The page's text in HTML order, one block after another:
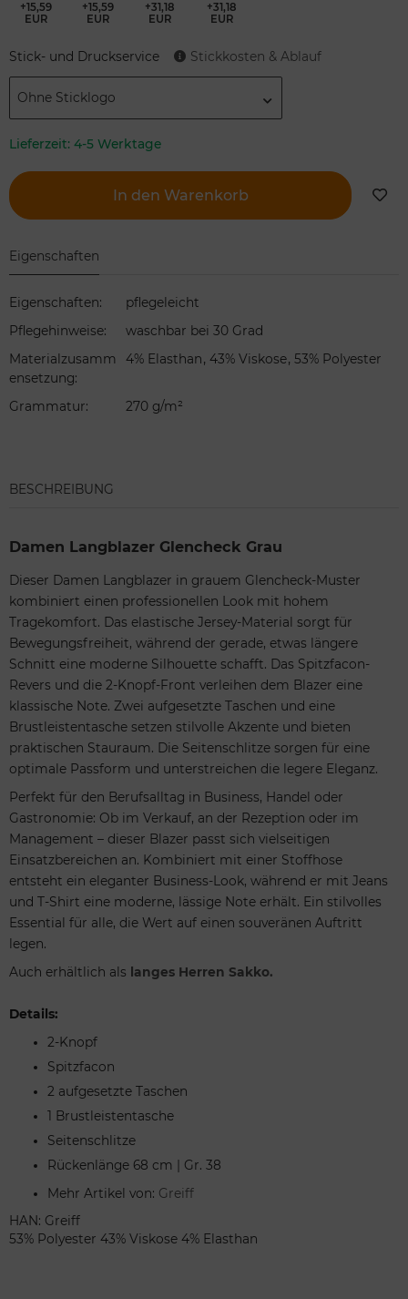
+15,59
EUR
+15,59
EUR
+31,18
EUR
+31,18
EUR
Stick- und Druckservice Stickkosten & Ablauf
Ohne Sticklogo
Lieferzeit: 4-5 Werktage
In den Warenkorb
Eigenschaften
Eigenschaften:
pflegeleicht
Pflegehinweise:
waschbar bei 30 Grad
Materialzusamm
ensetzung:
4% Elasthan, 43% Viskose, 53% Polyester
Grammatur: 270 g/m²
BESCHREIBUNG
Damen Langblazer Glencheck Grau
Dieser Damen Langblazer in grauem Glencheck-Muster
kombiniert einen professionellen Look mit hohem
Tragekomfort. Das elastische Jersey-Material sorgt für
Bewegungsfreiheit, während der gerade, etwas längere
Schnitt eine moderne Silhouette schafft. Das Spitzfacon-
Revers und die 2-Knopf-Front verleihen dem Blazer eine
klassische Note. Zwei aufgesetzte Taschen und eine
Brustleistentasche setzen stilvolle Akzente und bieten
praktischen Stauraum. Die Seitenschlitze sorgen für eine
optimale Passform und unterstreichen die legere Eleganz.
Perfekt für den Berufsalltag in Business, Handel oder
Gastronomie: Ob im Verkauf, an der Rezeption oder im
Management – dieser Blazer passt sich vielseitigen
Einsatzbereichen an. Kombiniert mit einer Stoffhose
entsteht ein eleganter Business-Look, während er mit Jeans
und T-Shirt eine moderne, lässige Note erhält. Ein stilvolles
Essential für alle, die Wert auf einen souveränen Auftritt
legen.
Auch erhältlich als
langes Herren Sakko.
Details:
2-Knopf
Spitzfacon
2 aufgesetzte Taschen
1 Brustleistentasche
Seitenschlitze
Rückenlänge 68 cm | Gr. 38
Mehr Artikel von: Greiff
HAN: Greiff
53% Polyester 43% Viskose 4% Elasthan